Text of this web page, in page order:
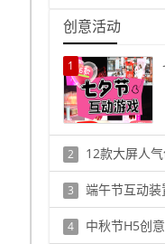
创意活动
1
2 12款大屏人
3 端午节互动装
4 中秋节H5创